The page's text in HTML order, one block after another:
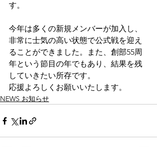
す。
今年は多くの新規メンバーが加入し、
非常に士気の高い状態で公式戦を迎え
ることができました。また、創部55周
年という節目の年でもあり、結果を残
していきたい所存です。
応援よろしくお願いいたします。
NEWS お知らせ